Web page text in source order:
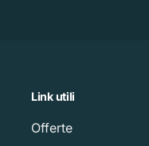
Link utili
Offerte